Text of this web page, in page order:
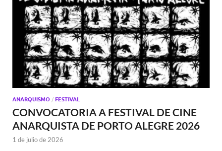
ANARQUISMO / FESTIVAL
CONVOCATORIA A FESTIVAL DE CINE
ANARQUISTA DE PORTO ALEGRE 2026
1 de julio de 2026